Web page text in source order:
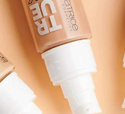
Mã
Điều